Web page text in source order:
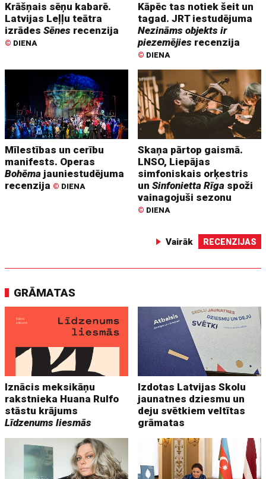
Krāšņais sēņu kabarē.
Latvijas Leļļu teātra
izrādesSēnes recenzija
© DIENA
Kāpēc tas notiek šeit un
tagad. JRT iestudējuma
Nezināms objekts ir
piezemējies recenzija
© DIENA
Mīlestības un cerību
manifests. Operas
Bohēma jauniestudējuma
recenzija © DIENA
Skaņa pārtop gaismā.
LNSO, Liepājas
simfoniskais orķestris
unSinfonietta Rīga spoži
vainagojuši sezonu
© DIENA
Vairāk RECENZIJAS
GRĀMATAS
Iznācis meksikāņu
rakstnieka Huana Rulfo
stāstu krājums
Līdzenums liesmās
Izdotas Latvijas Skolu
jaunatnes dziesmu un
deju svētkiem veltītas
grāmatas